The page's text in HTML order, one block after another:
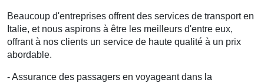
Beaucoup d'entreprises offrent des services de transport en
Italie, et nous aspirons à être les meilleurs d'entre eux,
offrant à nos clients un service de haute qualité à un prix
abordable.
- Assurance des passagers en voyageant dans la